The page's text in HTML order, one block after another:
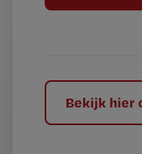
l
Bekijk hier